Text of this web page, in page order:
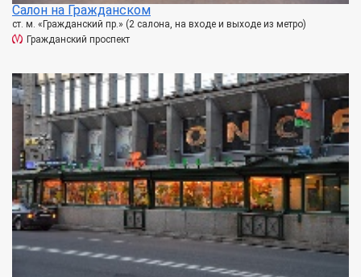
Салон на Гражданском
ст. м. «Гражданский пр.» (2 салона, на входе и выходе из метро)
Гражданский проспект